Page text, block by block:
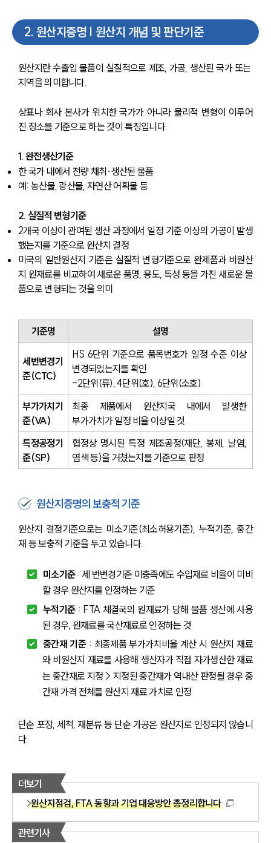
2. 원산지증명 | 원산지 개념 및 판단기준
원산지란 수출입 물품이 실질적으로 제조, 가공, 생산된 국가 또는
지역을 의미합니다.
상표나 회사 본사가 위치한 국가가 아니라 물리적 변형이 이루어
진 장소를 기준으로 하는 것이 특징입니다.
1. 완전생산기준
한 국가 내에서 전량 채취·생산된 물품
예: 농산물, 광산물, 자연산 어획물 등
2. 실질적 변형기준
2개국 이상이 관여된 생산 과정에서 일정 기준 이상의 가공이 발생
했는지를 기준으로 원산지 결정
미국의 일반원산지 기준은 실질적 변형기준으로 완제품과 비원산
지 원재료를 비교하여 새로운 품명, 용도, 특성 등을 가진 새로운 물
품으로 변형되는 것을 의미
기준명 설명
세번변경기
준(CTC)
HS 6단위 기준으로 품목번호가 일정 수준 이상
변경되었는지를 확인
-2단위(류), 4단위(호), 6단위(소호)
부가가치기
준(VA)
최종 제품에서 원산지국 내에서 발생한
부가가치가 일정 비율 이상일 것
특정공정기
준(SP)
협정상 명시된 특정 제조공정(재단, 봉제, 날염,
염색 등)을 거쳤는지를 기준으로 판정
원산지증명의 보충적 기준
원산지 결정기준으로는 미소기준(최소허용기준), 누적기준, 중간
재 등 보충적 기준을 두고 있습니다.
미소기준 : 세 번변경기준 미충족에도 수입재료 비율이 미비
할 경우 원산지를 인정하는 기준
누적기준 : FTA 체결국의 원재료가 당해 물품 생산에 사용
된 경우, 원재료를 국산재료로 인정하는 것
중간재 기준 : 최종제품 부가가치비율 계산 시 원산지 재료
와 비원산지 재료를 사용해 생산자가 직접 자가생산한 재료
는 중간재로 지정 > 지정된 중간재가 역내산 판정될 경우 중
간재 가격 전체를 원산지 재료 가치로 인정
단순 포장, 세척, 재분류 등 단순 가공은 원산지로 인정되지 않습니
다.
더보기
원산지점검, FTA 동향과 기업 대응방안 총정리합니다
관련기사